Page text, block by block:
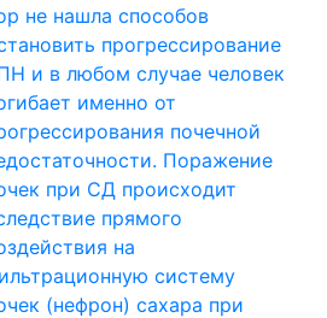
не нашла способов
прогрессирование
и в любом случае человек
именно от
почечной
Поражение
при СД происходит
прямого
на
систему
(нефрон) сахара при